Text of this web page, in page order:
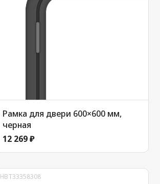
Рамка для двери 600×600 мм,
черная
12 269 ₽
HBT33358308